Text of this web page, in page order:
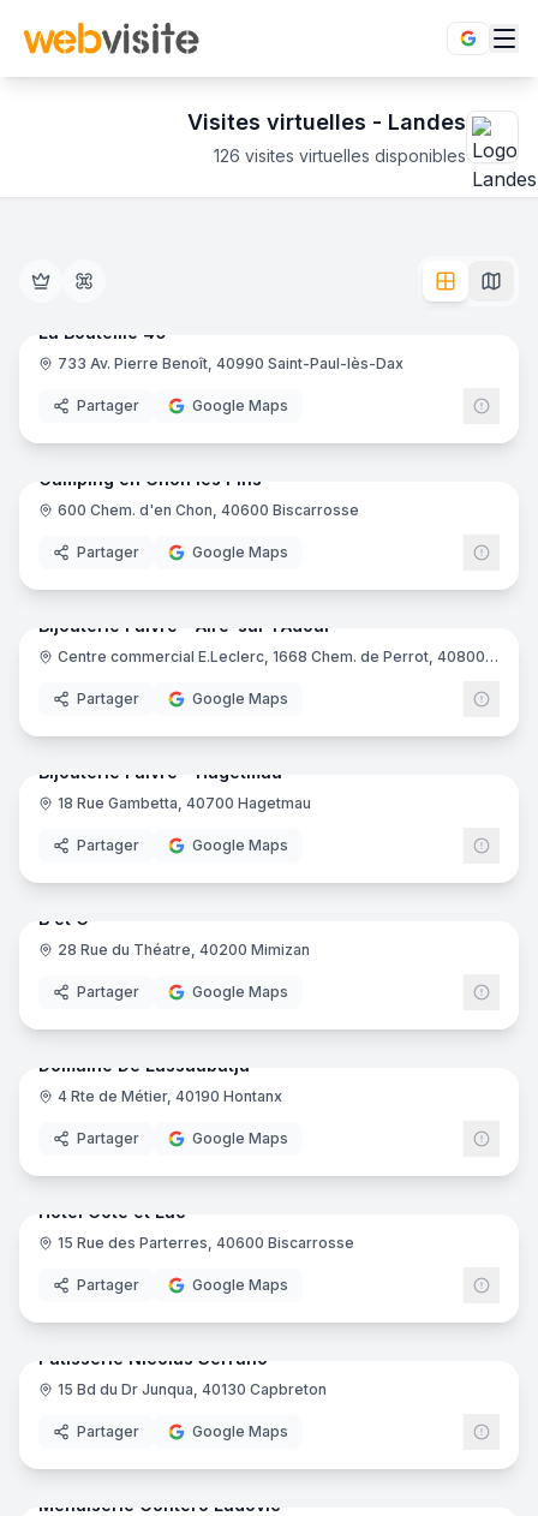
Visites virtuelles - Landes
126 visites virtuelles disponibles
Caviste
Ajout récent 11
La Bouteille 40
733 Av. Pierre Benoît, 40990 Saint-Paul-lès-Dax
Partager Google Maps
Camping
23
Camping en Chon les Pins
600 Chem. d'en Chon, 40600 Biscarrosse
Partager Google Maps
Bijouterie
Bijouterie Faivre - Aire-sur-l'Adour
Centre commercial E.Leclerc, 1668 Chem. de Perrot, 40800 Aire-sur-l'Adour
Partager Google Maps
Bijouterie
Bijouterie Faivre - Hagetmau
18 Rue Gambetta, 40700 Hagetmau
Partager Google Maps
Restauration rapide
B et C
28 Rue du Théatre, 40200 Mimizan
Partager Google Maps
Gîte
35
Domaine De Lassaubatju
4 Rte de Métier, 40190 Hontanx
Partager Google Maps
Hôtel
25
Hôtel Côte et Lac
15 Rue des Parterres, 40600 Biscarrosse
Partager Google Maps
Boulangerie
Pâtisserie Nicolas Serrano
15 Bd du Dr Junqua, 40130 Capbreton
Partager Google Maps
17
Menuiserie Gontero Ludovic